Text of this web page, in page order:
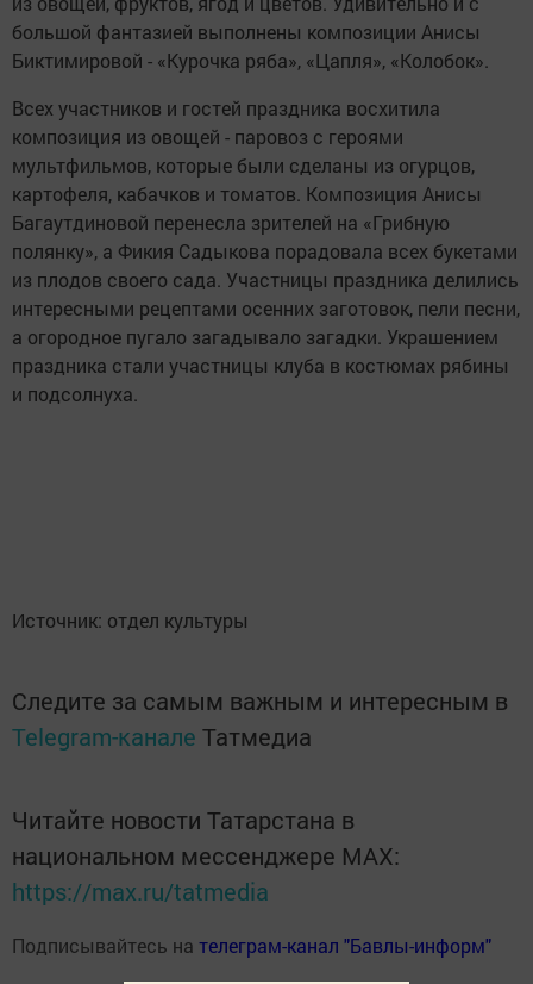
большой фантазией выполнены композиции Анисы
Биктимировой - «Курочка ряба», «Цапля», «Колобок».
Всех участников и гостей праздника восхитила
композиция из овощей - паровоз с героями
мультфильмов, которые были сделаны из огурцов,
картофеля, кабачков и томатов. Композиция Анисы
Багаутдиновой перенесла зрителей на «Грибную
полянку», а Фикия Садыкова порадовала всех букетами
из плодов своего сада. Участницы праздника делились
интересными рецептами осенних заготовок, пели песни,
а огородное пугало загадывало загадки. Украшением
праздника стали участницы клуба в костюмах рябины
и подсолнуха.
Источник: отдел культуры
Следите за самым важным и интересным в
Telegram-канале Татмедиа
Читайте новости Татарстана в
национальном мессенджере MАХ:
https://max.ru/tatmedia
Подписывайтесь на телеграм-канал "Бавлы-информ"